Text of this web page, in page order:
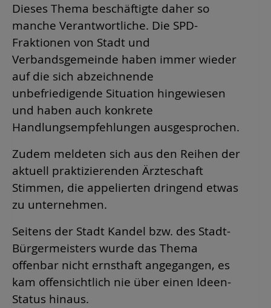
Dieses Thema beschäftigte daher so
manche Verantwortliche. Die SPD-
Fraktionen von Stadt und
Verbandsgemeinde haben immer wieder
auf die sich abzeichnende
unbefriedigende Situation hingewiesen
und haben auch konkrete
Handlungsempfehlungen ausgesprochen.
Zudem meldeten sich aus den Reihen der
aktuell praktizierenden Ärzteschaft
Stimmen, die appelierten dringend etwas
zu unternehmen.
Seitens der Stadt Kandel bzw. des Stadt-
Bürgermeisters wurde das Thema
offenbar nicht ernsthaft angegangen, es
kam offensichtlich nie über einen Ideen-
Status hinaus.